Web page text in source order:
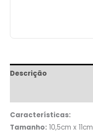
Descrição
Características:
Tamanho: 10,5cm x 11cm